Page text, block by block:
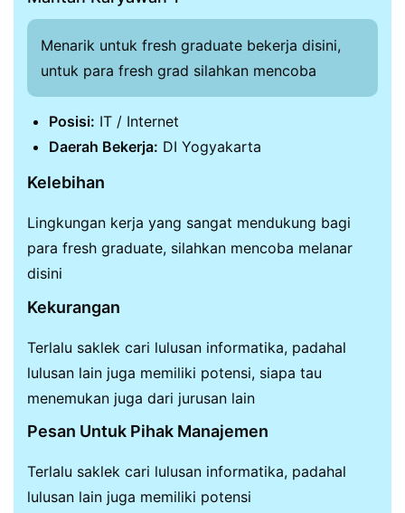
Menarik untuk fresh graduate bekerja disini,
untuk para fresh grad silahkan mencoba
Posisi: IT / Internet
Daerah Bekerja: DI Yogyakarta
Kelebihan
Lingkungan kerja yang sangat mendukung bagi
para fresh graduate, silahkan mencoba melanar
disini
Kekurangan
Terlalu saklek cari lulusan informatika, padahal
lulusan lain juga memiliki potensi, siapa tau
menemukan juga dari jurusan lain
Pesan Untuk Pihak Manajemen
Terlalu saklek cari lulusan informatika, padahal
lulusan lain juga memiliki potensi